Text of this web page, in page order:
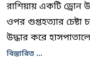
রাশিয়ায় একটি ড্রোন
ওপর গুপ্তহত্যার
উদ্ধার করে
বিস্তারিত ...